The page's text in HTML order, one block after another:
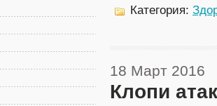
Категория:
18 Март 2016
Клопи